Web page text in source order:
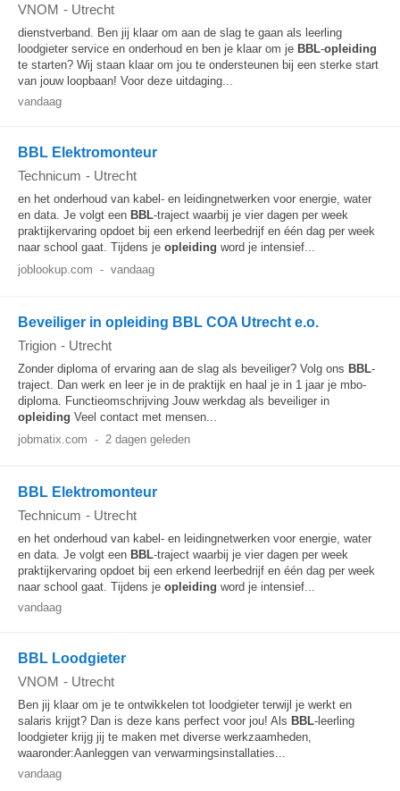
VNOM - Utrecht
dienstverband. Ben jij klaar om aan de slag te gaan als leerling
loodgieter service en onderhoud en ben je klaar om je BBL-opleiding
te starten? Wij staan klaar om jou te ondersteunen bij een sterke start
van jouw loopbaan! Voor deze uitdaging...
vandaag
BBL Elektromonteur
Technicum - Utrecht
en het onderhoud van kabel- en leidingnetwerken voor energie, water
en data. Je volgt een BBL-traject waarbij je vier dagen per week
praktijkervaring opdoet bij een erkend leerbedrijf en één dag per week
naar school gaat. Tijdens je opleiding word je intensief...
joblookup.com - vandaag
Beveiliger in opleiding BBL COA Utrecht e.o.
Trigion - Utrecht
Zonder diploma of ervaring aan de slag als beveiliger? Volg ons BBL-
traject. Dan werk en leer je in de praktijk en haal je in 1 jaar je mbo-
diploma. Functieomschrijving Jouw werkdag als beveiliger in
opleiding Veel contact met mensen...
jobmatix.com - 2 dagen geleden
BBL Elektromonteur
Technicum - Utrecht
en het onderhoud van kabel- en leidingnetwerken voor energie, water
en data. Je volgt een BBL-traject waarbij je vier dagen per week
praktijkervaring opdoet bij een erkend leerbedrijf en één dag per week
naar school gaat. Tijdens je opleiding word je intensief...
vandaag
BBL Loodgieter
VNOM - Utrecht
Ben jij klaar om je te ontwikkelen tot loodgieter terwijl je werkt en
salaris krijgt? Dan is deze kans perfect voor jou! Als BBL-leerling
loodgieter krijg jij te maken met diverse werkzaamheden,
waaronder:Aanleggen van verwarmingsinstallaties...
vandaag